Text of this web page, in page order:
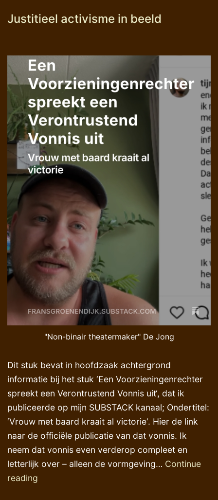
Justitieel activisme in beeld
"Non-binair theatermaker" De Jong
Dit stuk bevat in hoofdzaak achtergrond
informatie bij het stuk ‘Een Voorzieningenrechter
spreekt een Verontrustend Vonnis uit‘, dat ik
publiceerde op mijn SUBSTACK kanaal; Ondertitel:
‘Vrouw met baard kraait al victorie‘. Hier de link
naar de officiële publicatie van dat vonnis. Ik
neem dat vonnis even verderop compleet en
letterlijk over – alleen de vormgeving… Continue
reading